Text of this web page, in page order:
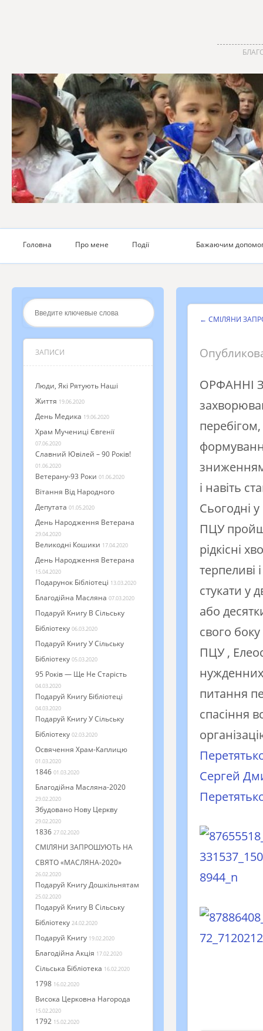
Головна Про мене Події Бажаючим
ЗАПИСИ
Люди, Які Рятують Наші
Життя 19.06.2020
День Медика 19.06.2020
Храм Мучениці Євгенії
07.06.2020
Славний Ювілей – 90 Років!
01.06.2020
Ветерану-93 Роки 01.06.2020
Вітання Від Народного
Депутата 01.05.2020
День Народження Ветерана
29.04.2020
Великодні Кошики 17.04.2020
День Народження Ветерана
15.04.2020
Подарунок Бібліотеці 13.03.2020
Благодійна Масляна 07.03.2020
Подаруй Книгу В Сільську
Бібліотеку 06.03.2020
Подаруй Книгу У Сільську
Бібліотеку 05.03.2020
95 Років — Ще Не Старість
04.03.2020
Подаруй Книгу Бібліотеці
04.03.2020
Подаруй Книгу У Сільську
Бібліотеку 02.03.2020
Освячення Храм-Каплицю
01.03.2020
1846 01.03.2020
Благодійна Масляна-2020
29.02.2020
Збудовано Нову Церкву
29.02.2020
1836 27.02.2020
СМІЛЯНИ ЗАПРОШУЮТЬ НА
СВЯТО «МАСЛЯНА-2020»
26.02.2020
Подаруй Книгу Дошкільнятам
25.02.2020
Подаруй Книгу В Сільську
Бібліотеку 24.02.2020
Подаруй Книгу 19.02.2020
Благодійна Акція 17.02.2020
Сільська Бібліотека 16.02.2020
1798 16.02.2020
Висока Церковна Нагорода
15.02.2020
1792 15.02.2020
← СМІЛЯНИ
ОРФАННІ
зниженням
і навіть
Сьогодні
ПЦУ
рідкісні
терпеливі
стукати у
або
свого
ПЦУ ,
питання
спасіння
Сергей